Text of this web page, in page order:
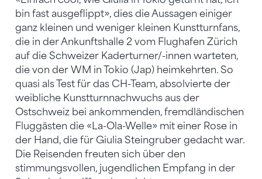
bin fast ausgeflippt», dies die Aussagen einiger
ganz kleinen und weniger kleinen Kunstturnfans,
die in der Ankunftshalle 2 vom Flughafen Zürich
auf die Schweizer Kaderturner/-innen warteten,
die von der WM in Tokio (Jap) heimkehrten. So
quasi als Test für das CH-Team, absolvierte der
weibliche Kunstturnnachwuchs aus der
Ostschweiz bei ankommenden, fremdländischen
Fluggästen die «La-Ola-Welle» mit einer Rose in
der Hand, die für Giulia Steingruber gedacht war.
Die Reisenden freuten sich über den
stimmungsvollen, jugendlichen Empfang in der